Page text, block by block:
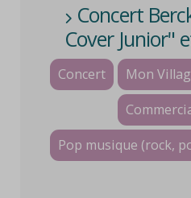
Concert
Cover Junior"
Concert
Mon
Pop musique (rock,